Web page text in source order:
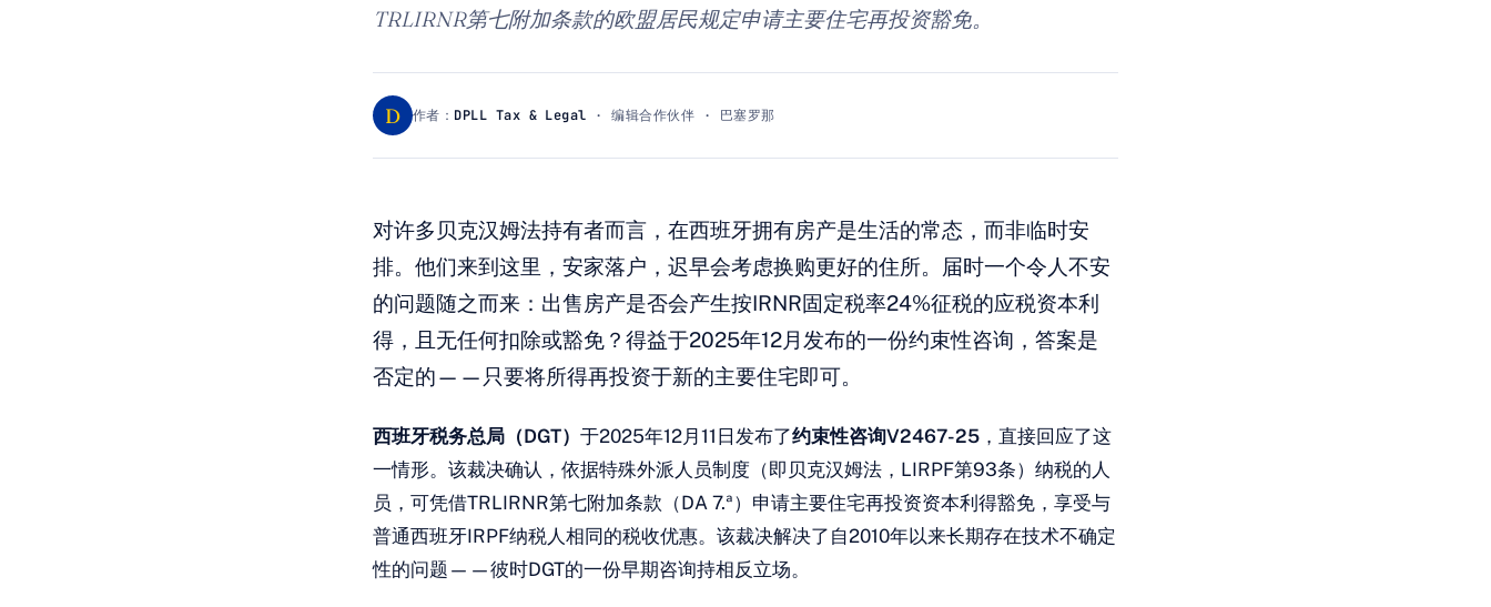
TRLIRNR第七附加条款的欧盟居民规定申请主要住宅再投资豁免。
D 作者： DPLL Tax & Legal · 编辑合作伙伴 · 巴塞罗那
对许多贝克汉姆法持有者而言，在西班牙拥有房产是生活的常态，而非临时安
排。他们来到这里，安家落户，迟早会考虑换购更好的住所。届时一个令人不安
的问题随之而来：出售房产是否会产生按IRNR固定税率24%征税的应税资本利
得，且无任何扣除或豁免？得益于2025年12月发布的一份约束性咨询，答案是
否定的——只要将所得再投资于新的主要住宅即可。
西班牙税务总局（DGT） 于2025年12月11日发布了约束性咨询V2467-25，直接回应了这
一情形。该裁决确认，依据特殊外派人员制度（即贝克汉姆法，LIRPF第93条）纳税的人
员，可凭借TRLIRNR第七附加条款（DA 7.ª）申请主要住宅再投资资本利得豁免，享受与
普通西班牙IRPF纳税人相同的税收优惠。该裁决解决了自2010年以来长期存在技术不确定
性的问题——彼时DGT的一份早期咨询持相反立场。